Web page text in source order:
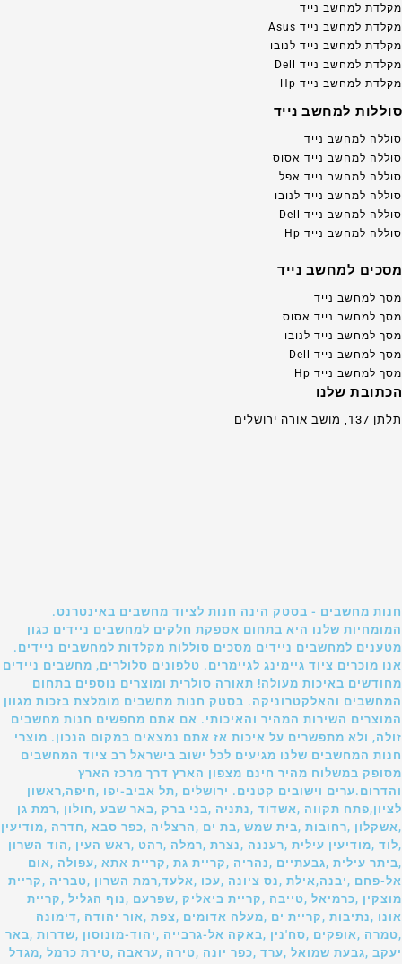
מקלדת למחשב נייד
מקלדת למחשב נייד Asus
מקלדת למחשב נייד לנובו
מקלדת למחשב נייד Dell
מקלדת למחשב נייד Hp
סוללות למחשב נייד
סוללה למחשב נייד
סוללה למחשב נייד אסוס
סוללה למחשב נייד אפל
סוללה למחשב נייד לנובו
סוללה למחשב נייד Dell
סוללה למחשב נייד Hp
מסכים למחשב נייד
מסך למחשב נייד
מסך למחשב נייד אסוס
מסך למחשב נייד לנובו
מסך למחשב נייד Dell
מסך למחשב נייד Hp
הכתובת שלנו
תלתן 137, מושב אורה ירושלים
חנות מחשבים - בסטק הינה חנות לציוד מחשבים באינטרנט.
המומחיות שלנו היא בתחום אספקת חלקים למחשבים ניידים כגון
מטענים למחשבים ניידים מסכים סוללות מקלדות למחשבים ניידים.
אנו מוכרים ציוד גיימינג לגיימרים. טלפונים סלולרים, מחשבים ניידים
מחודשים באיכות מעולה! תאורה סולרית ומוצרים נוספים בתחום
המחשבים והאלקטרוניקה. בסטק חנות מחשבים מומלצת בזכות מגוון
המוצרים השירות המהיר והאיכותי. אם אתם מחפשים חנות מחשבים
זולה, ולא מתפשרים על איכות אז אתם נמצאים במקום הנכון. מוצרי
חנות המחשבים שלנו מגיעים לכל ישוב בישראל רב ציוד המחשבים
מסופק במשלוח מהיר חינם מצפון הארץ דרך מרכז הארץ
והדרום.ערים וישובים קטנים. ירושלים ,תל אביב-יפו ,חיפה,ראשון
לציון,פתח תקווה ,אשדוד ,נתניה ,בני ברק ,באר שבע ,חולון ,רמת גן
,אשקלון ,רחובות ,בית שמש ,בת ים ,הרצליה ,כפר סבא ,חדרה ,מודיעין
,לוד ,מודיעין עילית ,רעננה ,נצרת ,רמלה ,רהט ,ראש העין ,הוד השרון
,ביתר עילית ,גבעתיים ,נהריה ,קריית גת ,קריית אתא ,עפולה ,אום
אל-פחם ,יבנה,אילת ,נס ציונה ,עכו ,אלעד,רמת השרון ,טבריה ,קריית
מוצקין ,כרמיאל ,טייבה ,קריית ביאליק ,שפרעם ,נוף הגליל ,קריית
אונו ,נתיבות ,קריית ים ,מעלה אדומים ,צפת ,אור יהודה ,דימונה
,טמרה ,אופקים ,סח'נין ,באקה אל-גרבייה ,יהוד-מונוסון ,שדרות ,באר
יעקב ,גבעת שמואל ,ערד ,כפר יונה ,טירה ,עראבה ,טירת כרמל ,מגדל